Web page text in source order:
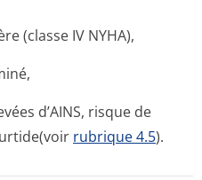
(classe IV NYHA),
d’AINS, risque de
rubrique 4.5).